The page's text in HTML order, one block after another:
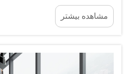
دیوارها از آن استفاده می‌کنند.
کوارتزیت یک سنگ مصنوعی
است که از سنگ شنی در طول
مشاهده بیشتر